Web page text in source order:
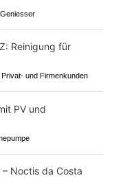
und Firmenkunden